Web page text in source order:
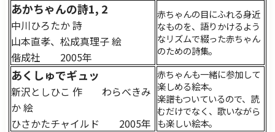
あかちゃんの詩1, 2
中川ひろたか 詩
山本直孝、松成真理子 絵
偕成社 2005年
赤ちゃんの目にふれる身近
なものを、語りかけるよう
なリズムで綴った赤ちゃん
のための詩集。
あくしゅでギュッ
新沢としひこ 作 わらべきみ
か 絵
ひさかたチャイルド 2005年
赤ちゃんも一緒に参加して
楽しめる絵本。
楽譜もついているので、読
むだけでなく、歌いながら
も楽しい絵本。